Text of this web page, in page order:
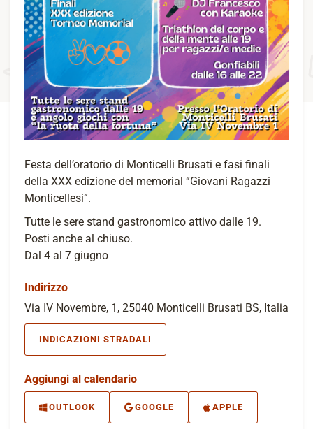
Festa dell’oratorio di Monticelli Brusati e fasi finali
della XXX edizione del memorial “Giovani Ragazzi
Monticellesi”.
Tutte le sere stand gastronomico attivo dalle 19.
Posti anche al chiuso.
Dal 4 al 7 giugno
Indirizzo
Via IV Novembre, 1, 25040 Monticelli Brusati BS, Italia
INDICAZIONI STRADALI
Aggiungi al calendario
OUTLOOK GOOGLE APPLE